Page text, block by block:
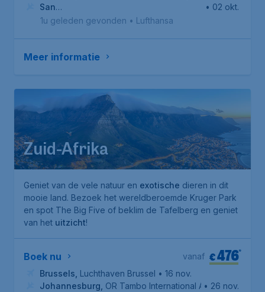
San
Jose, Internationale luchthaven Juan Santamaría
• 02 okt.
1u geleden gevonden • Lufthansa
Meer informatie
Zuid-Afrika
Geniet van de vele natuur en exotische dieren in dit
mooie land. Bezoek het wereldberoemde Kruger Park
en spot The Big Five of beklim de Tafelberg en geniet
van het uitzicht!
Boek nu €476*
vanaf
Brussels Luchthaven Brussel • 16 nov.
Johannesburg OR Tambo International Airport
• 26 nov.